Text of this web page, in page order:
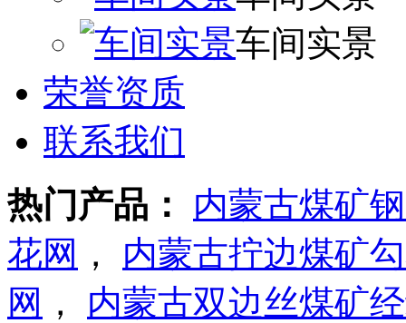
车间实景
荣誉资质
联系我们
热门产品：
内蒙古煤矿
花网 ， 内蒙古拧边煤矿
网 ， 内蒙古双边丝煤矿